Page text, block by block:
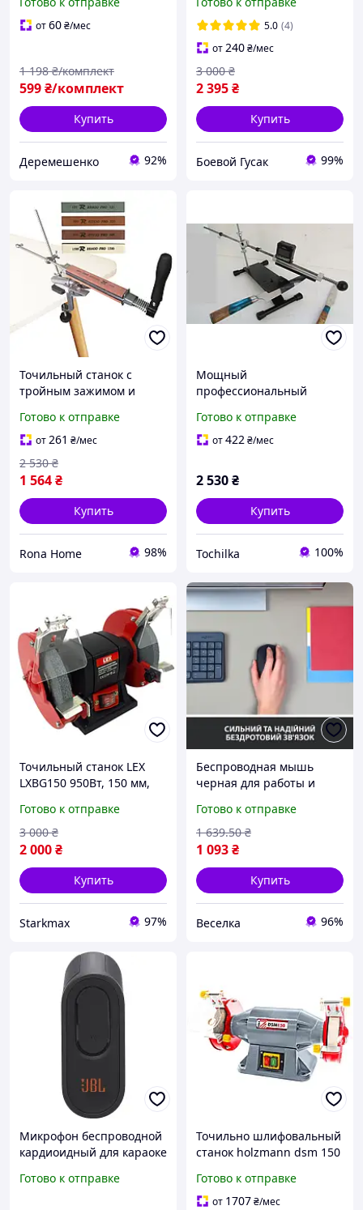
направляющими 10×5.5 x
6.5 см Ручной точильный
от60₴/мес
599₴/комплект
1 198 ₴/комплект
Купить
Деремешенко 92%
временем автономности,
Смарт-часы с защитой от
воды и ударов
5.0 (4)
от240₴/мес
2 395₴
3 000 ₴
Купить
Боевой Гусак 99%
Точильный станок с
тройным зажимом и
Rehoo Pro (RH-006) 4
камня
Готово к отправке
от261 ₴/мес
1 564₴
2 530 ₴
Купить
Rona Home 98%
Мощный
профессиональный
ножей. В комплекте с
камнями и маслом. Код/
Готово к отправке
от422₴/мес
2 530₴
Купить
Tochilka 100%
Точильный станок LEX
LXBG150 950Вт, 150 мм,
металла, двойной диск,
тихая работа, без
вибрации, надежный
Готово к отправке
2 000₴
3 000 ₴
Купить
Starkmax 97%
Беспроводная мышь
черная для работы и
длительным временем
работы от батареи
BROWN
Готово к отправке
1 093₴
1 639.50 ₴
Купить
Веселка 96%
Микрофон беспроводной
кардиоидный для караоке
звуком и длительным
Готово к отправке
Точильно шлифовальный
станок holzmann dsm 150
заточки и шлифовки
Готово к отправке
от 1707₴/мес